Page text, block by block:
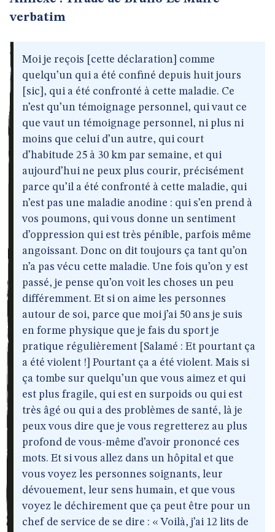
verbatim
Moi je reçois [cette déclaration] comme
quelqu’un qui a été confiné depuis huit jours
[sic], qui a été confronté à cette maladie. Ce
n’est qu’un témoignage personnel, qui vaut ce
que vaut un témoignage personnel, ni plus ni
moins que celui d’un autre, qui court
d’habitude 25 à 30 km par semaine, et qui
aujourd’hui ne peux plus courir, précisément
parce qu’il a été confronté à cette maladie, qui
n’est pas une maladie anodine : qui s’en prend à
vos poumons, qui vous donne un sentiment
d’oppression qui est très pénible, parfois même
angoissant. Donc on dit toujours ça tant qu’on
n’a pas vécu cette maladie. Une fois qu’on y est
passé, je pense qu’on voit les choses un peu
différemment. Et si on aime les personnes
autour de soi, parce que moi j’ai 50 ans je suis
en forme physique que je fais du sport je
pratique régulièrement [Salamé : Et pourtant ça
a été violent !] Pourtant ça a été violent. Mais si
ça tombe sur quelqu’un que vous aimez et qui
est plus fragile, qui est en surpoids ou qui est
très âgé ou qui a des problèmes de santé, là je
peux vous dire que je vous regretterez au plus
profond de vous-même d’avoir prononcé ces
mots. Et si vous allez dans un hôpital et que
vous voyez les personnes soignants, leur
dévouement, leur sens humain, et que vous
voyez le déchirement que ça peut être pour un
chef de service de se dire : « Voilà, j’ai 12 lits de